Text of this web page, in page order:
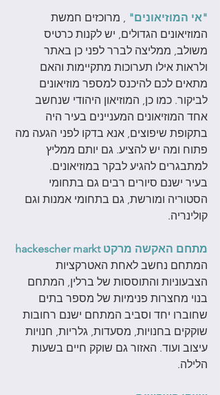
"אי המוזיאונים" , מרוכזים חמשת
המוזיאונים הגדולים, יש לקנות כרטיס
משולב, ממליצה לברר לפני כן באתר
ולראות אילו תערוכות מתקיימות והאם
מתאים לכם להיכנס למספר מוזיאונים
לביקור. כמו כן, המוזיאון היהודי שנחשב
אחד המוזיאונים המעניינים בעיר היה
בתקופת שיפוצים, אנא בדקו לפני הגעה מה
פתוח ומה יש להציע. גם יותם ממליץ
למתבגרים להגיע לבקר במוזיאונים.
בעיר ישנם סיורים רבים גם בתחומי
הסטוריה ומורשת, גם בתחומי אמנות וגם
קולינריה.
מתחם האקשה מרקט hackescher markt
המתחם נחשב לאחת האטרקציות
הצבעוניות והתוססות של ברלין, המתחם
בנוי מחצרות פנימיות של מספר בתים
שחוברו יחד וסביב המתחם ישנם רחובות
שוקקים בחנויות, מסעדות, גלריות, חנויות
עיצוב ועוד. האזור גם שוקק חיים בשעות
הלילה.